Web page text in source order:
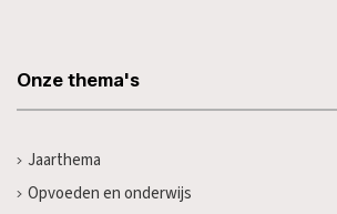
Onze thema's
Jaarthema
Opvoeden en onderwijs